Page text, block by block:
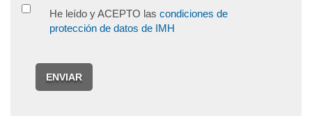
He leído y ACEPTO las condiciones de
protección de datos de IMH
ENVIAR